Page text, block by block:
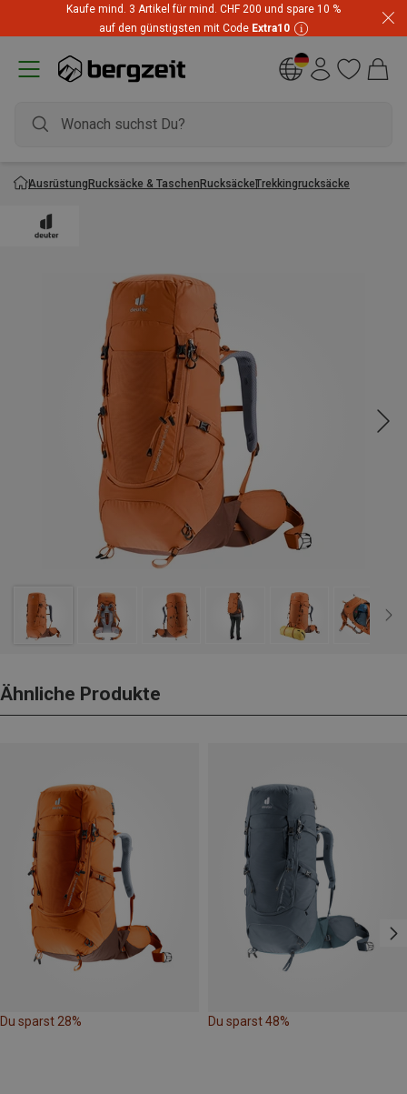
Kaufe mind. 3 Artikel für mind. CHF 200 und spare 10 %
auf den günstigsten mit Code Extra10
AusrüstungRucksäcke & TaschenRucksäckeTrekkingrucksäcke
Ähnliche Produkte
Du sparst 28% Du sparst 48%